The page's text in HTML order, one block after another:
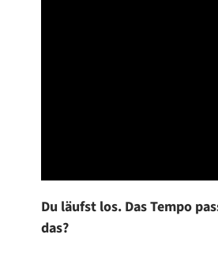
Du läufst los. Das Tempo
das?